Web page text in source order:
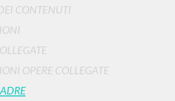
CONTENUTI
OPERE COLLEGATE